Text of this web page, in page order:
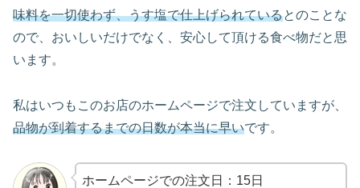
味料を一切使わず、うす塩で仕上げられているとのことな
ので、おいしいだけでなく、安心して頂ける食べ物だと思
います。
私はいつもこのお店のホームページで注文していますが、
品物が到着するまでの日数が本当に早いです。
ホームページでの注文日：15日